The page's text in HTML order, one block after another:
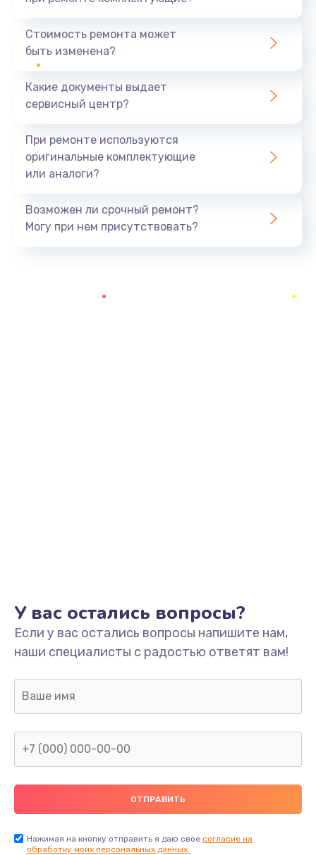
1440 руб.
Ремонт южного моста
Замена батарейки BIOS
Заказать
Замена/Pемонт карбюратора
1300 руб.
Заказать
Ремонт капиллярной трубки
400 руб.
Заказать
Стоимость ремонта может
быть изменена?
Какие документы выдает
сервисный центр?
При ремонте используются
оригинальные комплектующие
или аналоги?
Возможен ли срочный ремонт?
Могу при нем присутствовать?
У вас остались вопросы?
Если у вас остались вопросы напишите нам,
наши специалисты с радостью ответят вам!
Нажимая на кнопку отправить я даю свое согласие на
обработку моих персональных данных.